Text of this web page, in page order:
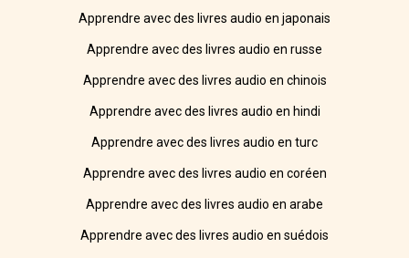
Apprendre avec des livres audio en japonais
Apprendre avec des livres audio en russe
Apprendre avec des livres audio en chinois
Apprendre avec des livres audio en hindi
Apprendre avec des livres audio en turc
Apprendre avec des livres audio en coréen
Apprendre avec des livres audio en arabe
Apprendre avec des livres audio en suédois